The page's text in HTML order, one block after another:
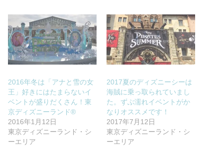
2016年冬は「アナと雪の女
王」好きにはたまらないイ
ベントが盛りだくさん！東
京ディズニーランド®︎
2016年1月12日
東京ディズニーランド・シ
ーエリア
2017夏のディズニーシーは
海賊に乗っ取られていまし
た。ずぶ濡れイベントがか
なりオススメです！
2017年7月12日
東京ディズニーランド・シ
ーエリア